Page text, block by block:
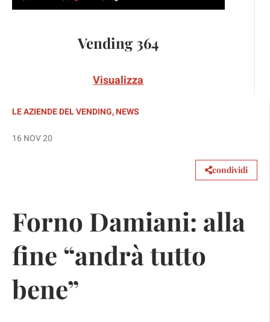
Vending 364
Visualizza
LE AZIENDE DEL VENDING,NEWS
16 NOV 20
condividi
Forno Damiani: alla
fine “andrà tutto
bene”